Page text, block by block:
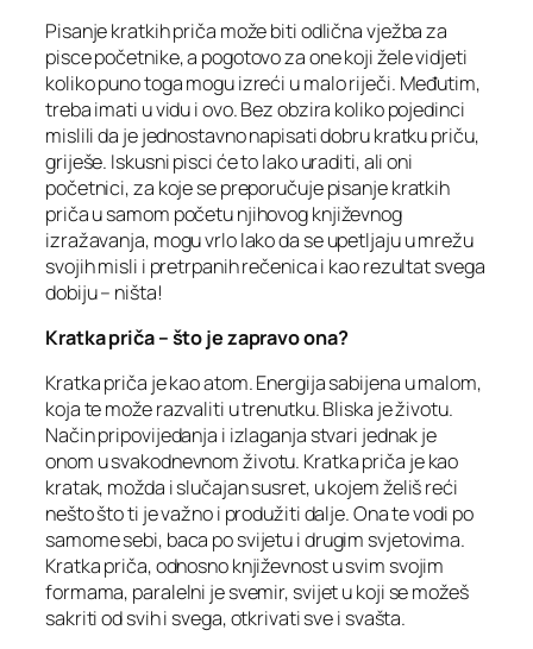
Pisanje kratkih priča može biti odlična vježba za
pisce početnike, a pogotovo za one koji žele vidjeti
koliko puno toga mogu izreći u malo riječi. Međutim,
treba imati u vidu i ovo. Bez obzira koliko pojedinci
mislili da je jednostavno napisati dobru kratku priču,
griješe. Iskusni pisci će to lako uraditi, ali oni
početnici, za koje se preporučuje pisanje kratkih
priča u samom početu njihovog književnog
izražavanja, mogu vrlo lako da se upetljaju u mrežu
svojih misli i pretrpanih rečenica i kao rezultat svega
dobiju – ništa!
Kratka priča – što je zapravo ona?
Kratka priča je kao atom. Energija sabijena u malom,
koja te može razvaliti u trenutku. Bliska je životu.
Način pripovijedanja i izlaganja stvari jednak je
onom u svakodnevnom životu. Kratka priča je kao
kratak, možda i slučajan susret, u kojem želiš reći
nešto što ti je važno i produžiti dalje. Ona te vodi po
samome sebi, baca po svijetu i drugim svjetovima.
Kratka priča, odnosno književnost u svim svojim
formama, paralelni je svemir, svijet u koji se možeš
sakriti od svih i svega, otkrivati sve i svašta.